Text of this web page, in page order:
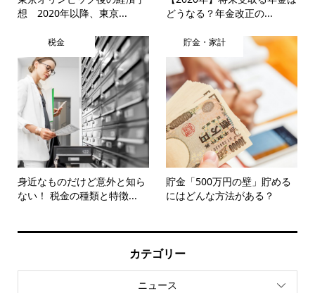
想 2020年以降、東京...
どうなる？年金改正の...
税金
身近なものだけど意外と知ら
ない！ 税金の種類と特徴...
貯金・家計
貯金「500万円の壁」貯める
にはどんな方法がある？
カテゴリー
ニュース